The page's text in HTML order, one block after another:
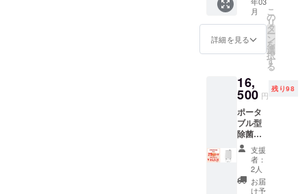
（20,00
0mAh/3
.7V）×1
・駆動
時間：
弱-約11
時間 ・
付属
品：ト
リガー
ケーブ
ル×1、
固定用
バンド
×2、
ファス
月
詳細を見る
こ
の
リ
タ
ー
ン
を
選
択
す
る
16,
500 円
残り98
ポータ
ブル型
除菌脱
臭機
【カ
ラー：
ホワイ
ト】 ・
支援
者：
2人
お届
け予